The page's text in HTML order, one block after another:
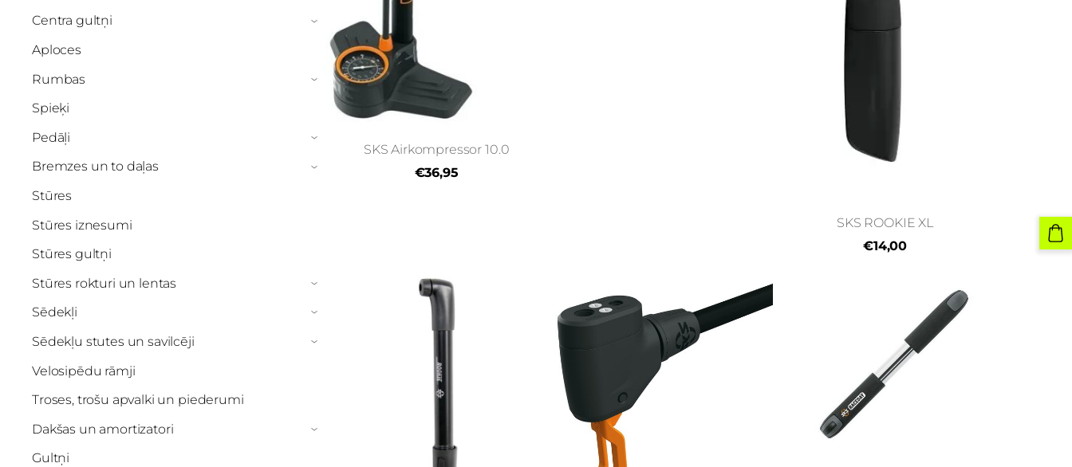
Centra gultņi ›
Aploces
Rumbas
›
Spieķi
Pedāļi
›
Bremzes un to daļas ›
Stūres
Stūres iznesumi
Stūres gultņi
Stūres rokturi un lentas
›
Sēdekļi ›
Sēdekļu stutes un savilcēji ›
Velosipēdu rāmji
Troses, trošu apvalki un piederumi
Dakšas un amortizatori
›
Gultņi
SKS Airkompressor 10.0
€36,95
SKS ROOKIE XL
€14,00